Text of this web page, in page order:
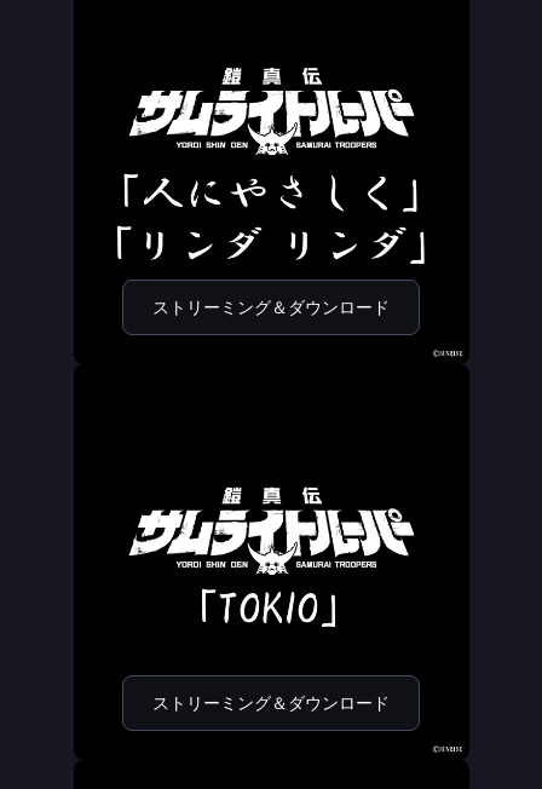
ストリーミング＆ダウンロード
ストリーミング＆ダウンロード